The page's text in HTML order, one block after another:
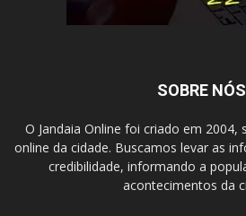
SOBRE NÓS
O Jandaia Online foi criado em
online da cidade. Buscamos levar as
credibilidade, informando a
acontecimentos da